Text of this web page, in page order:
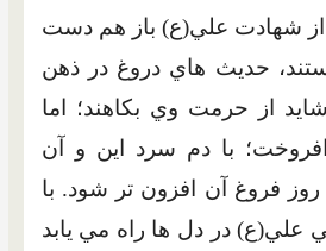
شهادت علي(ع) باز هم دست
حديث هاي دروغ در ذهن
شايد از حرمت وي بکاهند؛ اما
با دم سرد اين و آن
فروغ آن افزون تر شود. با
در دل ها راه مي يابد